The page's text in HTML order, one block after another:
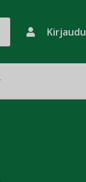
Kirjaudu